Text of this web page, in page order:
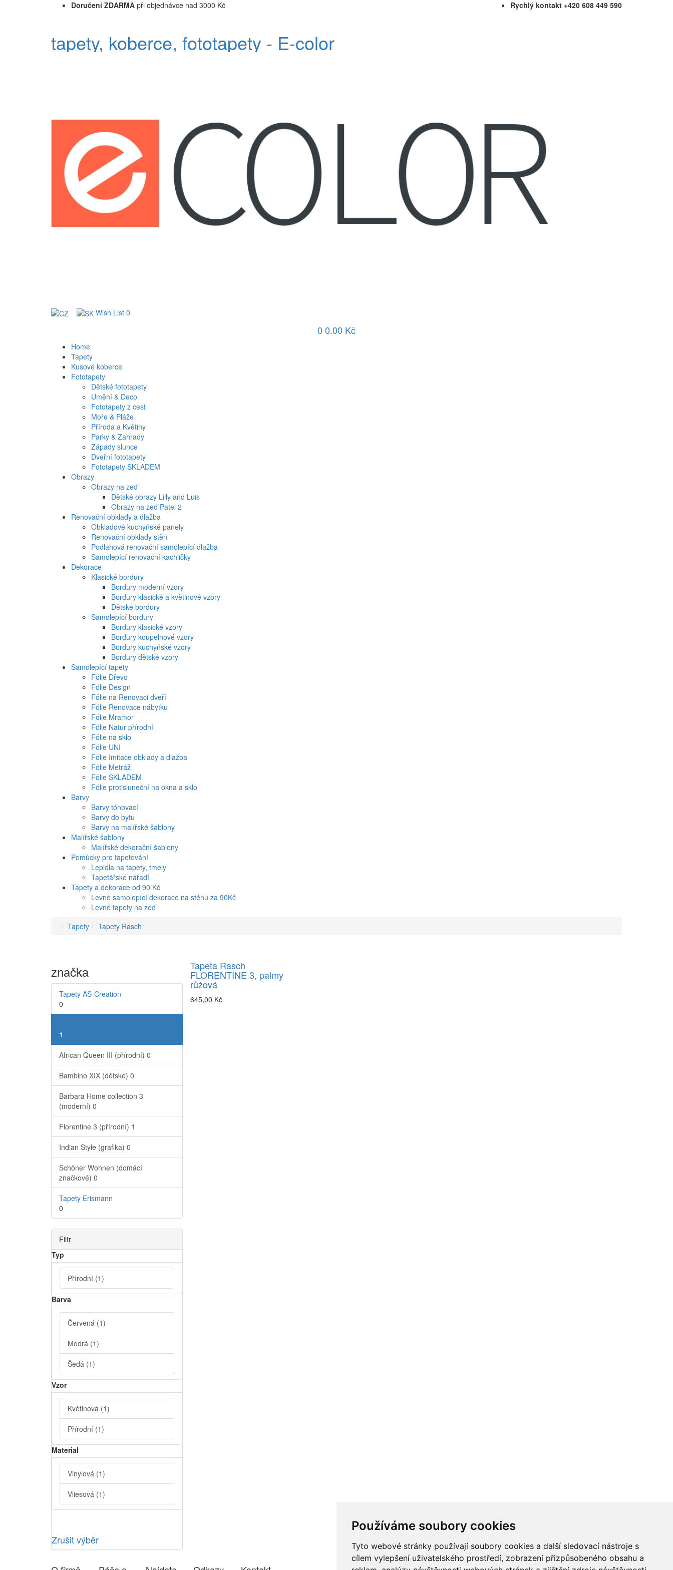
Používáme soubory cookies
Tyto webové stránky používají soubory cookies a další sledovací nástroje s
cílem vylepšení uživatelského prostředí, zobrazení přizpůsobeného obsahu a
Doručení ZDARMA při objednávce nad 3000 Kč Rychlý kontakt +420 608 449 590
tapety, koberce, fototapety - E-color
Wish List 0
0 0.00 Kč
Home
Tapety
Kusové koberce
Fototapety
Dětské fototapety
Umění & Deco
Fototapety z cest
Moře & Pláže
Příroda a Květiny
Parky & Zahrady
Západy slunce
Dveřní fototapety
Fototapety SKLADEM
Obrazy
Obrazy na zeď
Dětské obrazy Lilly and Luis
Obrazy na zeď Patel 2
Renovační obklady a dlažba
Obkladové kuchyňské panely
Renovační obklady stěn
Podlahová renovační samolepící dlažba
Samolepící renovační kachličky
Dekorace
Klasické bordury
Bordury moderní vzory
Bordury klasické a květinové vzory
Dětské bordury
Samolepící bordury
Bordury klasické vzory
Bordury koupelnové vzory
Bordury kuchyňské vzory
Bordury dětské vzory
Samolepící tapety
Fólie Dřevo
Fólie Design
Fólie na Renovaci dveří
Fólie Renovace nábytku
Fólie Mramor
Fólie Natur přírodní
Fólie na sklo
Fólie UNI
Fólie Imitace obklady a dlažba
Fólie Metráž
Fólie SKLADEM
Fólie protisluneční na okna a sklo
Barvy
Barvy tónovací
Barvy do bytu
Barvy na malířské šablony
Malířské šablony
Malířské dekorační šablony
Pomůcky pro tapetování
Lepidla na tapety, tmely
Tapetářské nářadí
Tapety a dekorace od 90 Kč
Levné samolepící dekorace na stěnu za 90Kč
Levné tapety na zeď
Tapety
Tapety Rasch
značka
Tapety AS-Creation
0
1
African Queen III (přírodní) 0
Bambino XIX (dětské) 0
Barbara Home collection 3
(moderní) 0
Florentine 3 (přírodní) 1
Indian Style (grafika) 0
Schöner Wohnen (domácí
značkové) 0
Tapety Erismann
0
Filtr
Typ
Přírodní (1)
Barva
Červená (1)
Modrá (1)
Šedá (1)
Vzor
Květinová (1)
Přírodní (1)
Material
Vinylová (1)
Vliesová (1)
Zrušit výběr
Tapeta Rasch
FLORENTINE 3, palmy
růžová
645,00 Kč